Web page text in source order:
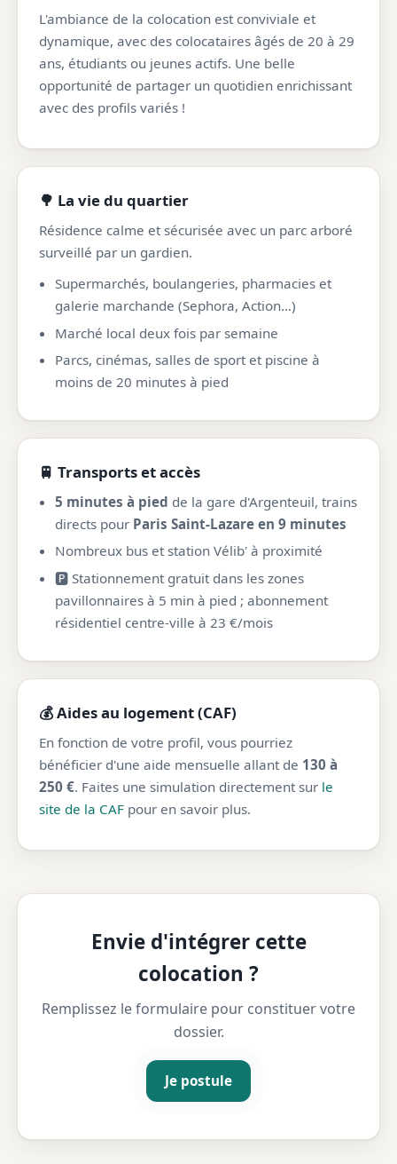
L'ambiance de la colocation est conviviale et
dynamique, avec des colocataires âgés de 20 à 29
ans, étudiants ou jeunes actifs. Une belle
opportunité de partager un quotidien enrichissant
avec des profils variés !
🌳 La vie du quartier
Résidence calme et sécurisée avec un parc arboré
surveillé par un gardien.
Supermarchés, boulangeries, pharmacies et
galerie marchande (Sephora, Action…)
Marché local deux fois par semaine
Parcs, cinémas, salles de sport et piscine à
moins de 20 minutes à pied
🚆 Transports et accès
5 minutes à pied de la gare d'Argenteuil, trains
directs pour Paris Saint-Lazare en 9 minutes
Nombreux bus et station Vélib' à proximité
🅿️ Stationnement gratuit dans les zones
pavillonnaires à 5 min à pied ; abonnement
résidentiel centre-ville à 23 €/mois
💰 Aides au logement (CAF)
En fonction de votre profil, vous pourriez
bénéficier d'une aide mensuelle allant de 130 à
250 €. Faites une simulation directement sur le
site de la CAF pour en savoir plus.
Envie d'intégrer cette
colocation ?
Remplissez le formulaire pour constituer votre
dossier.
Je postule